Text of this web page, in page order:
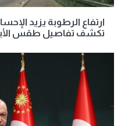
ارتفاع الرطوبة يزيد
تكشف تفاصيل طقس